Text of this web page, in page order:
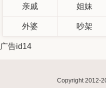
亲戚 姐妹
外婆 吵架
广告id14
Copyright 2012-